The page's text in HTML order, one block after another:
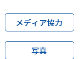
メディア協力
写真